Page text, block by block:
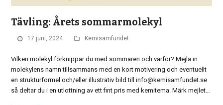
Tävling: Årets sommarmolekyl
17 juni, 2024 Kemisamfundet
Vilken molekyl förknippar du med sommaren och varför? Mejla in
molekylens namn tillsammans med en kort motivering och eventuellt
en strukturformel och/eller illustrativ bild till info@kemisamfundet.se
så deltar du i en utlottning av ett fint pris med kemitema. Märk mejlet…